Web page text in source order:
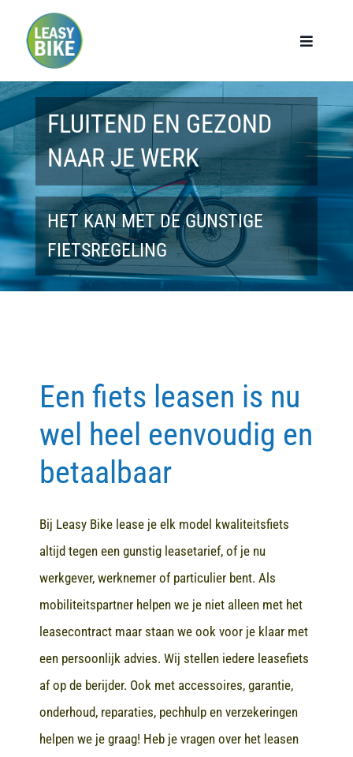
Toggle
Home
Werknemers
Werkgevers
Privé lease
Modellen
Contact
FLUITEND EN GEZOND
NAAR JE WERK
HET KAN MET DE GUNSTIGE
FIETSREGELING
Een fiets leasen is nu
wel heel eenvoudig en
betaalbaar
Bij Leasy Bike lease je elk model kwaliteitsfiets
altijd tegen een gunstig leasetarief, of je nu
werkgever, werknemer of particulier bent. Als
mobiliteitspartner helpen we je niet alleen met het
leasecontract maar staan we ook voor je klaar met
een persoonlijk advies. Wij stellen iedere leasefiets
af op de berijder. Ook met accessoires, garantie,
onderhoud, reparaties, pechhulp en verzekeringen
helpen we je graag! Heb je vragen over het leasen